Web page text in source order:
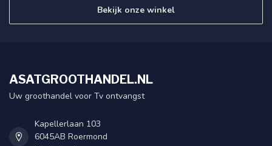
Bekijk onze winkel
ASATGROOTHANDEL.NL
Uw groothandel voor Tv ontvangst
Kapellerlaan 103
6045AB Roermond